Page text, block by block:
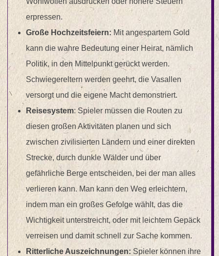
erpressen.
Große Hochzeitsfeiern: Mit angespartem Gold
kann die wahre Bedeutung einer Heirat, nämlich
Politik, in den Mittelpunkt gerückt werden.
Schwiegereltern werden geehrt, die Vasallen
versorgt und die eigene Macht demonstriert.
Reisesystem: Spieler müssen die Routen zu
diesen großen Aktivitäten planen und sich
zwischen zivilisierten Ländern und einer direkten
Strecke, durch dunkle Wälder und über
gefährliche Berge entscheiden, bei der man alles
verlieren kann. Man kann den Weg erleichtern,
indem man ein großes Gefolge wählt, das die
Wichtigkeit unterstreicht, oder mit leichtem Gepäck
verreisen und damit schnell zur Sache kommen.
Ritterliche Auszeichnungen: Spieler können ihre